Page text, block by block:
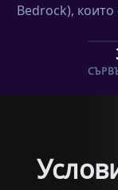
Bedrock),